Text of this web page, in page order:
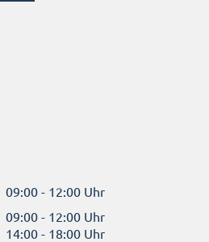
09:00 - 12:00 Uhr
09:00 - 12:00 Uhr
14:00 - 18:00 Uhr